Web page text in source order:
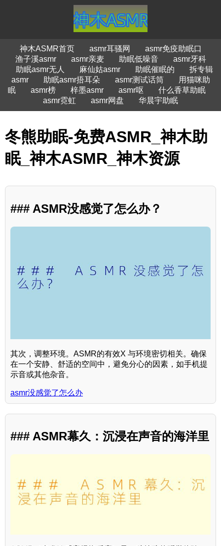
神木ASMR首页 asmr耳骚网
asmr免疫助眠口
渔子溪asmr
asmr亲麦 助眠低噪音
asmr牙科
助眠asmr无人
麻仙姑asmr 助眠催眠的
拆专辑
asmr
助眠asmr捂耳朵 asmr测试话筒
用猫咪助
眠
asmr榜 梓墨asmr asmr呕
什么香草助眠
asmr霓虹
asmr网盘 华晨宇助眠
冬熊助眠-免费ASMR_神木助
眠_神木ASMR_神木资源
### ASMR没感觉了怎么办？
其次，调整环境。ASMR的有效X 与环境密切相关。确保
在一个安静、舒适的空间中，避免分心的因素，如手机提
示音或其他杂音。
asmr没感觉了怎么办
### ASMR幕久：沉浸在声音的海洋里